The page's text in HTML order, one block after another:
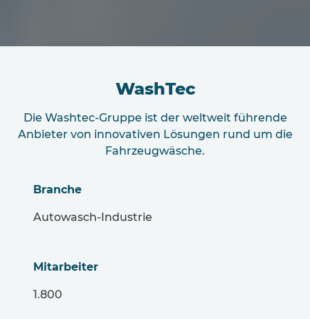
WashTec
Die Washtec-Gruppe ist der weltweit führende
Anbieter von innovativen Lösungen rund um die
Fahrzeugwäsche.
Branche
Autowasch-Industrie
Mitarbeiter
1.800